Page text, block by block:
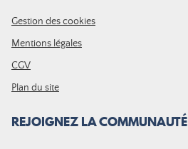
Gestion des cookies
Mentions légales
CGV
Plan du site
REJOIGNEZ LA COMMUNAUTÉ